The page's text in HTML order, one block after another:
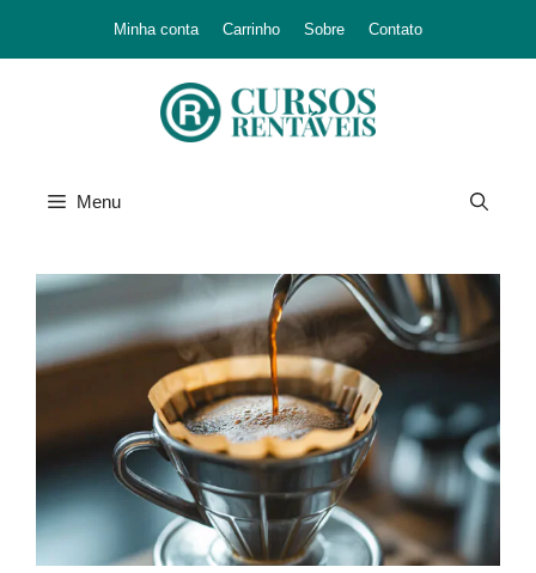
Minha conta Carrinho Sobre Contato
Menu